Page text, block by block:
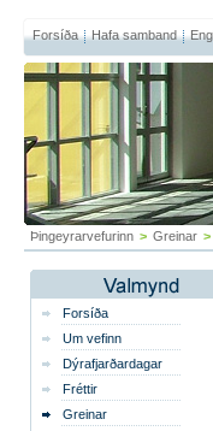
Forsíða Hafa samband
Þingeyrarvefurinn > Greinar >
Forsíða
Um vefinn
Dýrafjarðardagar
Fréttir
Greinar